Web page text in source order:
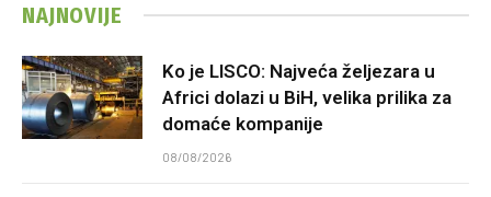
NAJNOVIJE
Ko je LISCO: Najveća željezara u
Africi dolazi u BiH, velika prilika za
domaće kompanije
08/08/2026